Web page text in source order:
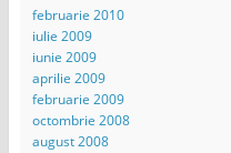
februarie 2010
iulie 2009
iunie 2009
aprilie 2009
februarie 2009
octombrie 2008
august 2008